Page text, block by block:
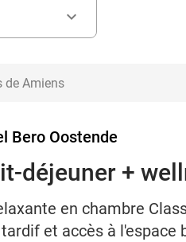
keyboard_arrow_down
Bero Oostende
déjeuner +
en chambre
et accès à l'espace